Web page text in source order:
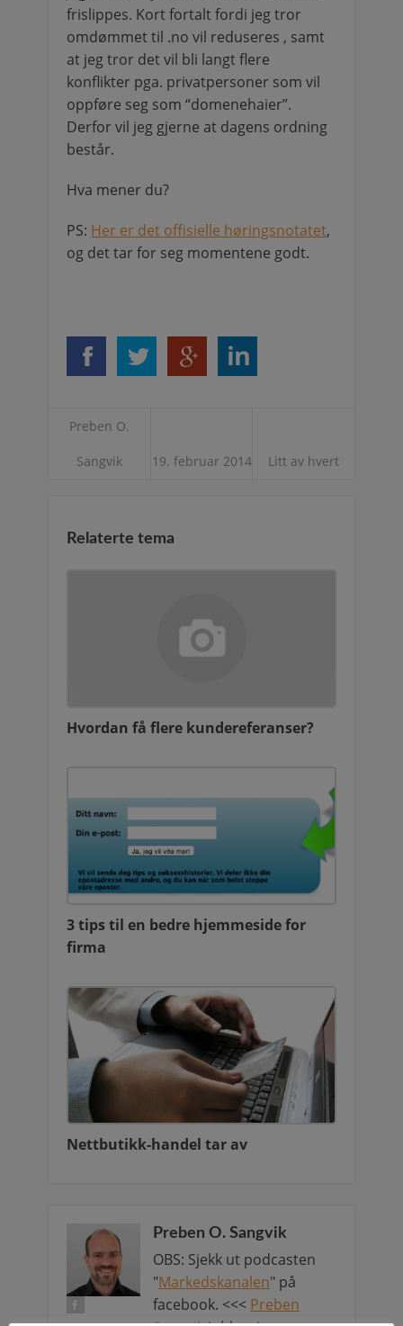
frislippes. Kort fortalt fordi jeg tror
omdømmet til .no vil reduseres , samt
at jeg tror det vil bli langt flere
konflikter pga. privatpersoner som vil
oppføre seg som “domenehaier”.
Derfor vil jeg gjerne at dagens ordning
består.
Hva mener du?
PS: Her er det offisielle høringsnotatet,
og det tar for seg momentene godt.
Preben O.
Sangvik 19. februar 2014 Litt av hvert
Relaterte tema
Hvordan få flere kundereferanser?
3 tips til en bedre hjemmeside for
firma
Nettbutikk-handel tar av
Preben O. Sangvik
OBS: Sjekk ut podcasten
"Markedskanalen" på
facebook. <<< Preben